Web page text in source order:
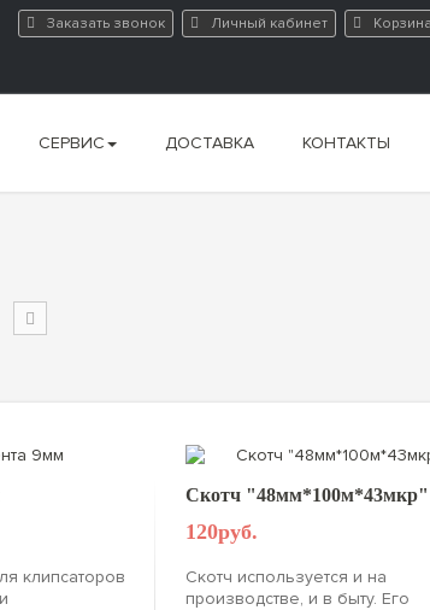
Заказать звонок Личный кабинет Корзина
СЕРВИС ДОСТАВКА КОНТАКТЫ
клипсаторов
Скотч "48мм*100м*43мкр"
120руб.
Скотч используется и на
производстве, и в быту. Его